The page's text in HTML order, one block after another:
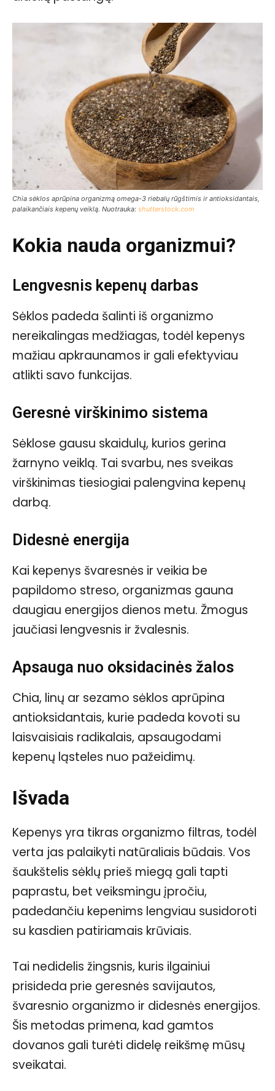
Chia sėklos aprūpina organizmą omega-3 riebalų rūgštimis ir antioksidantais,
palaikančiais kepenų veiklą. Nuotrauka: shutterstock.com
Kokia nauda organizmui?
Lengvesnis kepenų darbas
Sėklos padeda šalinti iš organizmo
nereikalingas medžiagas, todėl kepenys
mažiau apkraunamos ir gali efektyviau
atlikti savo funkcijas.
Geresnė virškinimo sistema
Sėklose gausu skaidulų, kurios gerina
žarnyno veiklą. Tai svarbu, nes sveikas
virškinimas tiesiogiai palengvina kepenų
darbą.
Didesnė energija
Kai kepenys švaresnės ir veikia be
papildomo streso, organizmas gauna
daugiau energijos dienos metu. Žmogus
jaučiasi lengvesnis ir žvalesnis.
Apsauga nuo oksidacinės žalos
Chia, linų ar sezamo sėklos aprūpina
antioksidantais, kurie padeda kovoti su
laisvaisiais radikalais, apsaugodami
kepenų ląsteles nuo pažeidimų.
Išvada
Kepenys yra tikras organizmo filtras, todėl
verta jas palaikyti natūraliais būdais. Vos
šaukštelis sėklų prieš miegą gali tapti
paprastu, bet veiksmingu įpročiu,
padedančiu kepenims lengviau susidoroti
su kasdien patiriamais krūviais.
Tai nedidelis žingsnis, kuris ilgainiui
prisideda prie geresnės savijautos,
švaresnio organizmo ir didesnės energijos.
Šis metodas primena, kad gamtos
dovanos gali turėti didelę reikšmę mūsų
sveikatai.